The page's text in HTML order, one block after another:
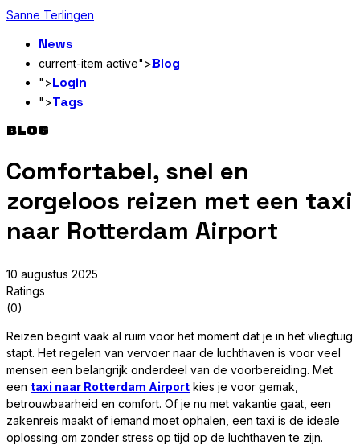
Sanne Terlingen
News
current-item active">Blog
">Login
">Tags
BLOG
Comfortabel, snel en
zorgeloos reizen met een taxi
naar Rotterdam Airport
10 augustus 2025
Ratings
(0)
Reizen begint vaak al ruim voor het moment dat je in het vliegtuig
stapt. Het regelen van vervoer naar de luchthaven is voor veel
mensen een belangrijk onderdeel van de voorbereiding. Met
een taxi naar Rotterdam Airport kies je voor gemak,
betrouwbaarheid en comfort. Of je nu met vakantie gaat, een
zakenreis maakt of iemand moet ophalen, een taxi is de ideale
oplossing om zonder stress op tijd op de luchthaven te zijn.